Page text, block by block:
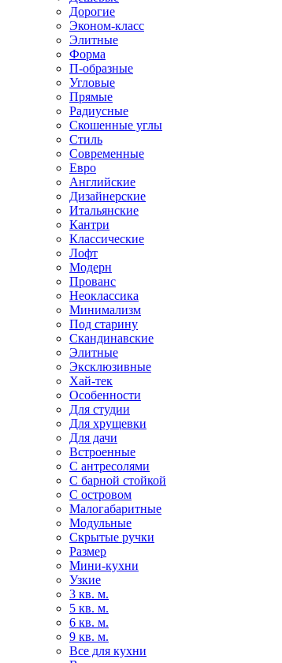
Дорогие
Эконом-класс
Элитные
Форма
П-образные
Угловые
Прямые
Радиусные
Скошенные углы
Стиль
Современные
Евро
Английские
Дизайнерские
Итальянские
Кантри
Классические
Лофт
Модерн
Прованс
Неоклассика
Минимализм
Под старину
Скандинавские
Элитные
Эксклюзивные
Хай-тек
Особенности
Для студии
Для хрущевки
Для дачи
Встроенные
С антресолями
С барной стойкой
С островом
Малогабаритные
Модульные
Скрытые ручки
Размер
Мини-кухни
Узкие
3 кв. м.
5 кв. м.
6 кв. м.
9 кв. м.
Все для кухни